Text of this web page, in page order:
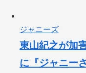
ジャニーズ
東山紀之が加
に『ジャニー